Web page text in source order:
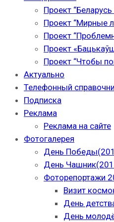
Проект
Проект “Мирные
Проект
Проект
Проект “Чтобы
Актуально
Телефонный
Подписка
Реклама
Реклама на сайте
Фотогалерея
День
День
Фоторепортажи
Визит
День
День